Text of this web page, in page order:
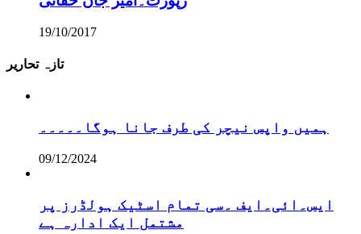
19/10/2017
تازہ تحاریر
ہمیں واپس نیچر کی طرف جانا ہوگا۔۔۔۔۔
09/12/2024
ایس۔ائی۔ایف ۔سی تمام اسٹیک ہولڈرز پر
مشتمل ایک ادارہ ہے